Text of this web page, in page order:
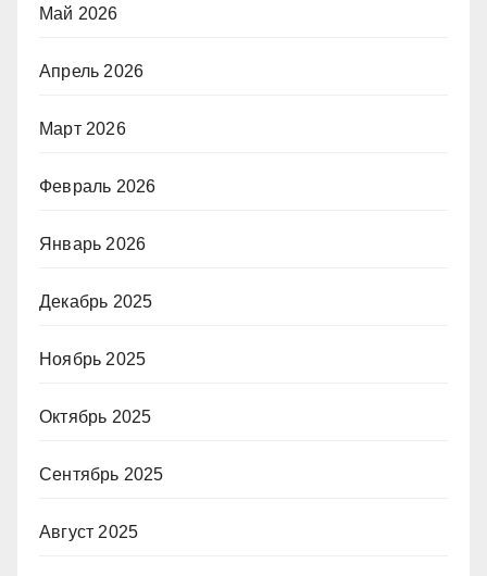
Май 2026
Апрель 2026
Март 2026
Февраль 2026
Январь 2026
Декабрь 2025
Ноябрь 2025
Октябрь 2025
Сентябрь 2025
Август 2025